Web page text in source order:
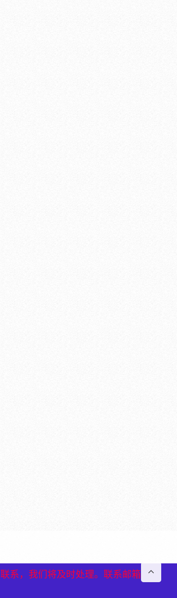
系，我们将及时处理。联系邮箱
系，我们将及时处理。联系邮箱